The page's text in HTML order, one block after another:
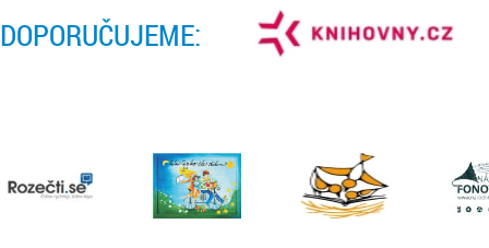
DOPORUČUJEME: